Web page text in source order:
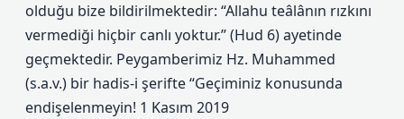
olduğu bize bildirilmektedir: “Allahu teâlânın rızkını
vermediği hiçbir canlı yoktur.” (Hud 6) ayetinde
geçmektedir. Peygamberimiz Hz. Muhammed
(s.a.v.) bir hadis-i şerifte “Geçiminiz konusunda
endişelenmeyin! 1 Kasım 2019